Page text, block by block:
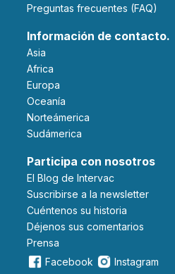
Preguntas frecuentes (FAQ)
Información de contacto.
Asia
Africa
Europa
Oceanía
Norteámerica
Sudámerica
Participa con nosotros
El Blog de Intervac
Suscribirse a la newsletter
Cuéntenos su historia
Déjenos sus comentarios
Prensa
Facebook
Instagram